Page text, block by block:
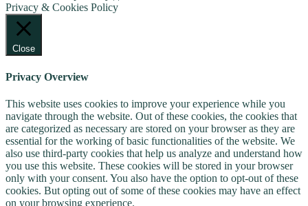
Privacy & Cookies Policy
Close
Privacy Overview
This website uses cookies to improve your experience while you
navigate through the website. Out of these cookies, the cookies that
are categorized as necessary are stored on your browser as they are
essential for the working of basic functionalities of the website. We
also use third-party cookies that help us analyze and understand how
you use this website. These cookies will be stored in your browser
only with your consent. You also have the option to opt-out of these
cookies. But opting out of some of these cookies may have an effect
on your browsing experience.